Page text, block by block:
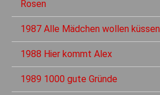
Rosen
1987 Alle Mädchen wollen küssen
1988 Hier kommt Alex
1989 1000 gute Gründe